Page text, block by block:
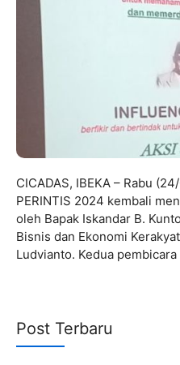
CICADAS, IBEKA – Rabu
PERINTIS 2024 kembali
oleh Bapak Iskandar B.
Bisnis dan Ekonomi
Ludvianto. Kedua
Post Terbaru